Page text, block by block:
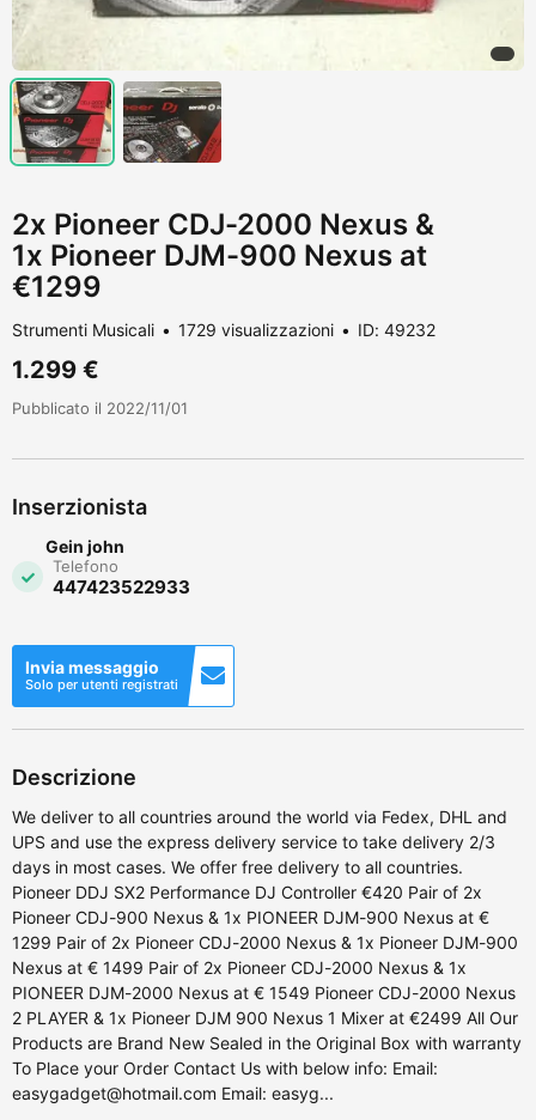
2x Pioneer CDJ-2000 Nexus &
1x Pioneer DJM-900 Nexus at
€1299
Strumenti Musicali 1729 visualizzazioni ID: 49232
1.299 €
Pubblicato il 2022/11/01
Inserzionista
Gein john
Telefono
447423522933
Invia messaggio
Solo per utenti registrati
Descrizione
We deliver to all countries around the world via Fedex, DHL and
UPS and use the express delivery service to take delivery 2/3
days in most cases. We offer free delivery to all countries.
Pioneer DDJ SX2 Performance DJ Controller €420 Pair of 2x
Pioneer CDJ-900 Nexus & 1x PIONEER DJM-900 Nexus at €
1299 Pair of 2x Pioneer CDJ-2000 Nexus & 1x Pioneer DJM-900
Nexus at € 1499 Pair of 2x Pioneer CDJ-2000 Nexus & 1x
PIONEER DJM-2000 Nexus at € 1549 Pioneer CDJ-2000 Nexus
2 PLAYER & 1x Pioneer DJM 900 Nexus 1 Mixer at €2499 All Our
Products are Brand New Sealed in the Original Box with warranty
To Place your Order Contact Us with below info: Email:
easygadget@hotmail.com Email: easyg...